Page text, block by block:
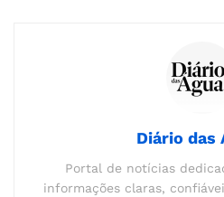
Diário das
Portal de notícias
informações claras,